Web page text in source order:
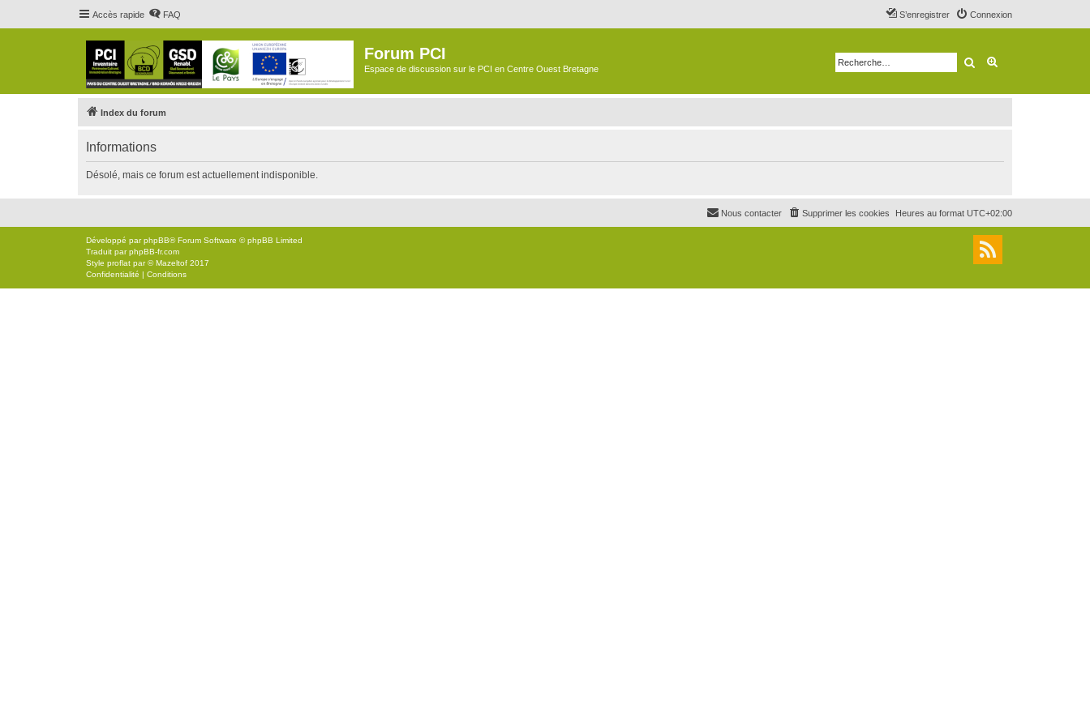
Accès rapide FAQ Connexion
S’enregistrer
Forum PCI
Espace de discussion sur le PCI en Centre Ouest Bretagne Rechercher
Index du forum
Informations
Désolé, mais ce forum est actuellement indisponible.
Heures au format UTC+02:00
Supprimer les cookies
Nous contacter
Développé parphpBB® Forum Software © phpBB Limited
Traduit parphpBB-fr.com
Style proflat par ©Mazeltof 2017
Confidentialité | Conditions